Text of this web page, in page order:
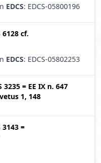
EDCS: EDCS-05800196
6128 cf.
EDCS: EDCS-05802253
3235 = EE IX n. 647
1, 148
3143 =